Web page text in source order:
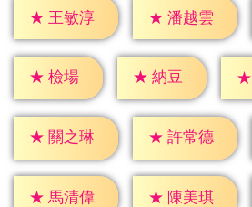
★ 王敏淳 ★ 潘越雲
★ 檢場 ★ 納豆 ★
★ 關之琳 ★ 許常德
★ 馬清偉 ★ 陳美琪